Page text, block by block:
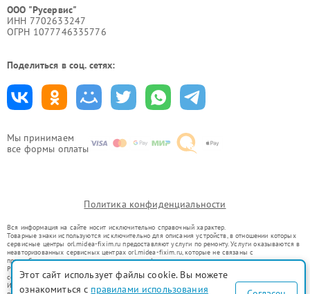
Мы принимаем
все формы оплаты
ООО "Русервис"
ИНН 7702633247
ОГРН 1077746335776
Поделиться в соц. сетях:
Политика конфиденциальности
Вся информация на сайте носит исключительно справочный характер.
Товарные знаки используются исключительно для описания устройств, в отношении которых
сервисные центры orl.midea-fixim.ru предоставляют услуги по ремонту. Услуги оказываются в
неавторизованных сервисных центрах orl.midea-fixim.ru, которые не связаны с
правообладателями товарных знаков или их официальными представителями.
Ремонт осуществляется для устройств, уже введенных в гражданский оборот в соответствии
со статьей 1487 ГК РФ.
Использование товарных знаков не преследует цели индивидуализации услуг или введения
Этот сайт использует файлы cookie. Вы можете
ознакомиться с правилами использования